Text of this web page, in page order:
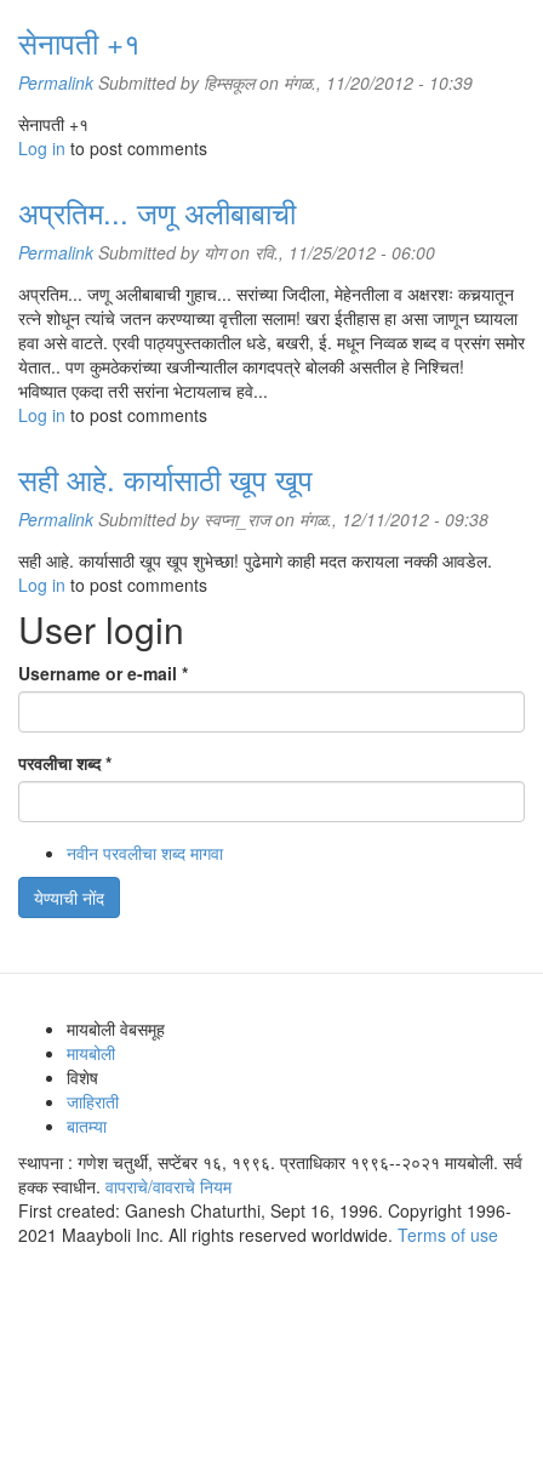
सेनापती +१
Permalink Submitted by हिम्सकूलon मंगळ., 11/20/2012 - 10:39
सेनापती +१
Log in to post comments
अप्रतिम... जणू अलीबाबाची
Permalink Submitted by योगon रवि., 11/25/2012 - 06:00
अप्रतिम... जणू अलीबाबाची गुहाच... सरांच्या जिदीला, मेहेनतीला व अक्षरशः कचर्‍यातून
रत्ने शोधून त्यांचे जतन करण्याच्या वृत्तीला सलाम! खरा ईतीहास हा असा जाणून घ्यायला
हवा असे वाटते. एरवी पाठ्यपुस्तकातील धडे, बखरी, ई. मधून निव्वळ शब्द व प्रसंग समोर
येतात.. पण कुमठेकरांच्या खजीन्यातील कागदपत्रे बोलकी असतील हे निश्चित!
भविष्यात एकदा तरी सरांना भेटायलाच हवे...
Log in to post comments
सही आहे. कार्यासाठी खूप खूप
Permalink Submitted by स्वप्ना_राजon मंगळ., 12/11/2012 - 09:38
सही आहे. कार्यासाठी खूप खूप शुभेच्छा! पुढेमागे काही मदत करायला नक्की आवडेल.
Log in to post comments
User login
Username or e-mail *
परवलीचा शब्द*
नवीन परवलीचा शब्द मागवा
येण्याची नोंद
मायबोली वेबसमूह
मायबोली
विशेष
जाहिराती
बातम्या
स्थापना : गणेश चतुर्थी, सप्टेंबर १६, १९९६. प्रताधिकार १९९६--२०२१ मायबोली. सर्व
हक्क स्वाधीन. वापराचे/वावराचे नियम
First created: Ganesh Chaturthi, Sept 16, 1996. Copyright 1996-
2021 Maayboli Inc. All rights reserved worldwide. Terms of use